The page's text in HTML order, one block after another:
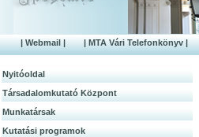
| Webmail | | MTA Vári Telefonkönyv |
Nyitóoldal
Társadalomkutató Központ
Munkatársak
Kutatási programok